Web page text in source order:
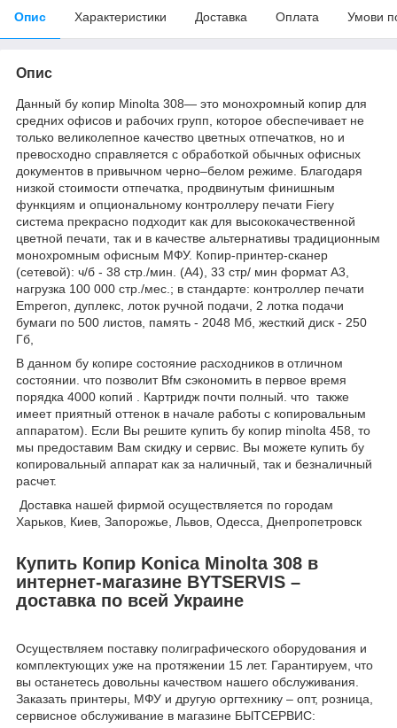
Опис Характеристики Доставка Оплата Умови
Опис
Данный бу копир Minolta 308— это монохромный копир для
средних офисов и рабочих групп, которое обеспечивает не
только великолепное качество цветных отпечатков, но и
превосходно справляется с обработкой обычных офисных
документов в привычном черно–белом режиме. Благодаря
низкой стоимости отпечатка, продвинутым финишным
функциям и опциональному контроллеру печати Fiery
система прекрасно подходит как для высококачественной
цветной печати, так и в качестве альтернативы традиционным
монохромным офисным МФУ. Копир-принтер-сканер
(сетевой): ч/б - 38 стр./мин. (А4), 33 стр/ мин формат А3,
нагрузка 100 000 стр./мес.; в стандарте: контроллер печати
Emperon, дуплекс, лоток ручной подачи, 2 лотка подачи
бумаги по 500 листов, память - 2048 Мб, жесткий диск - 250
Гб,
В данном бу копире состояние расходников в отличном
состоянии. что позволит Вfм сэкономить в первое время
порядка 4000 копий . Картридж почти полный. что также
имеет приятный оттенок в начале работы с копировальным
аппаратом). Если Вы решите купить бу копир minolta 458, то
мы предоставим Вам скидку и сервис. Вы можете купить бу
копировальный аппарат как за наличный, так и безналичный
расчет.
Доставка нашей фирмой осуществляется по городам
Харьков, Киев, Запорожье, Львов, Одесса, Днепропетровск
Купить Копир Konica Minolta 308 в
интернет-магазине BYTSERVIS –
доставка по всей Украине
Осуществляем поставку полиграфического оборудования и
комплектующих уже на протяжении 15 лет. Гарантируем, что
вы останетесь довольны качеством нашего обслуживания.
Заказать принтеры, МФУ и другую оргтехнику – опт, розница,
сервисное обслуживание в магазине БЫТСЕРВИС: